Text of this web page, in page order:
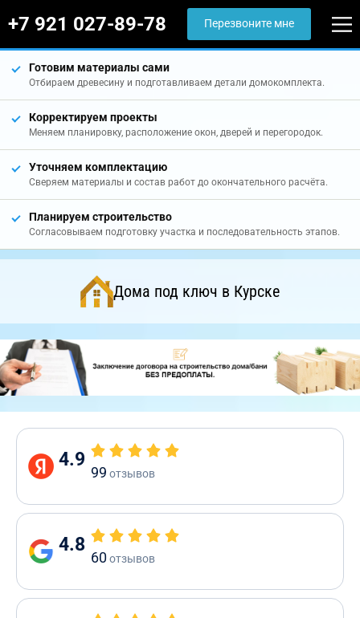
+7 921 027-89-78 Перезвоните мне
Готовим материалы сами
Отбираем древесину и подготавливаем детали домокомплекта.
Корректируем проекты
Меняем планировку, расположение окон, дверей и перегородок.
Уточняем комплектацию
Сверяем материалы и состав работ до окончательного расчёта.
Планируем строительство
Согласовываем подготовку участка и последовательность этапов.
Дома под ключ в Курске
4.9
99 отзывов
4.8
60отзывов